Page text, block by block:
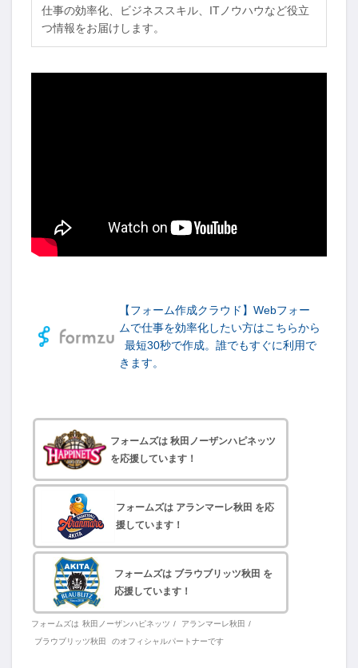
仕事の効率化、ビジネススキル、ITノウハウなど役立
つ情報をお届けします。
【フォーム作成クラウド】Webフォー
ムで仕事を効率化したい方はこちらから
最短30秒で作成。誰でもすぐに利用で
きます。
フォームズは 秋田ノーザンハピネッツ
を応援しています！
フォームズは アランマーレ秋田 を応
援しています！
フォームズは ブラウブリッツ秋田 を
応援しています！
フォームズは 秋田ノーザンハピネッツ / アランマーレ秋田 /
ブラウブリッツ秋田
のオフィシャルパートナーです